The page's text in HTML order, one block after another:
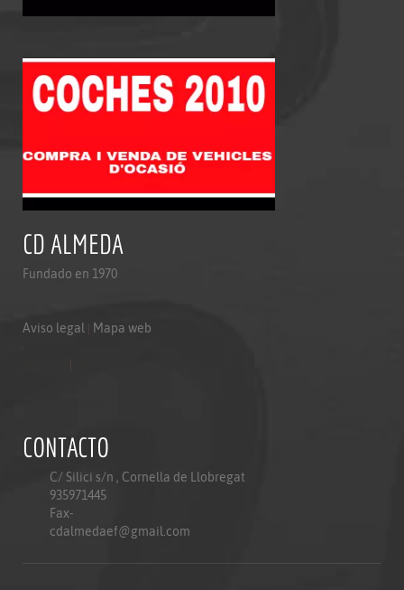
CD ALMEDA
Fundado en 1970
Aviso legal Mapa web
CONTACTO
C/ Silici s/n , Cornella de Llobregat
935971445
Fax-
cdalmedaef@gmail.com